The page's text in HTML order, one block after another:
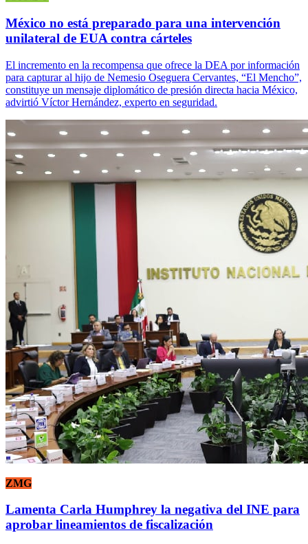
México no está preparado para una intervención
unilateral de EUA contra cárteles
El incremento en la recompensa que ofrece la DEA por información
para capturar al hijo de Nemesio Oseguera Cervantes, “El Mencho”,
constituye un mensaje diplomático de presión directa hacia México,
advirtió Víctor Hernández, experto en seguridad.
ZMG
Lamenta Carla Humphrey la negativa del INE para
aprobar lineamientos de fiscalización